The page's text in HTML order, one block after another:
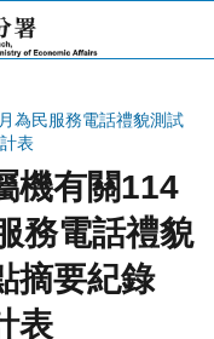
為民服務電話禮貌測試
表
機有關114
務電話禮貌
摘要紀錄
表